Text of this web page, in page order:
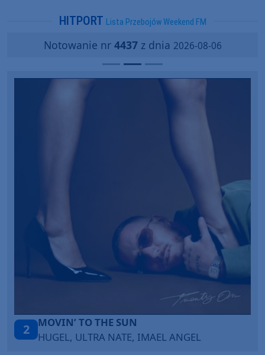
HITPORT Lista Przebojów Weekend FM
Notowanie nr 4437z dnia 2026-08-06
3
ITEPE ITEDE
SANAH